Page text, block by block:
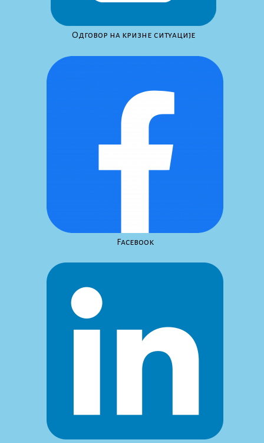
Одговор на кризне ситуације
Facebook